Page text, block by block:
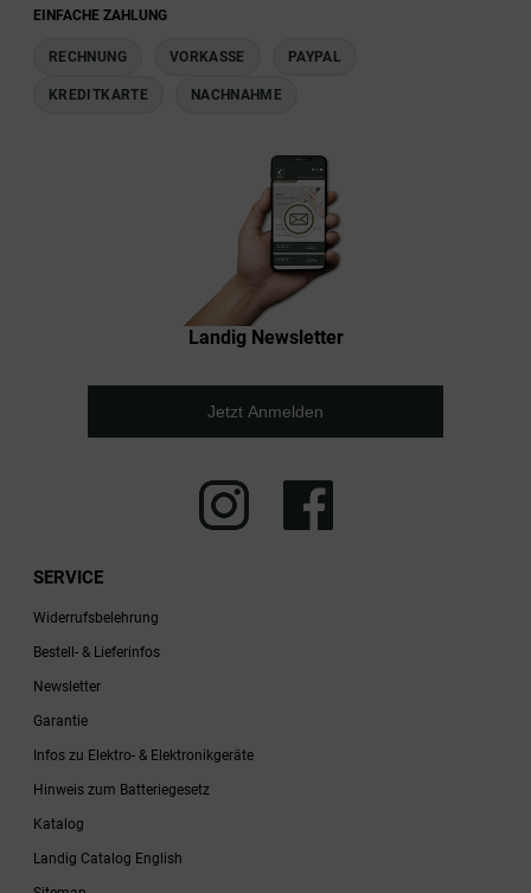
EINFACHE ZAHLUNG
RECHNUNG VORKASSE PAYPAL
KREDITKARTE NACHNAHME
Landig Newsletter
Jetzt Anmelden
SERVICE
Widerrufsbelehrung
Bestell- & Lieferinfos
Newsletter
Garantie
Infos zu Elektro- & Elektronikgeräte
Hinweis zum Batteriegesetz
Katalog
Landig Catalog English